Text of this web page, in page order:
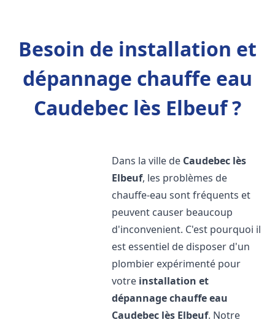
Besoin de installation et
dépannage chauffe eau
Caudebec lès Elbeuf ?
Dans la ville de Caudebec lès
Elbeuf, les problèmes de
chauffe-eau sont fréquents et
peuvent causer beaucoup
d'inconvenient. C'est pourquoi il
est essentiel de disposer d'un
plombier expérimenté pour
votre installation et
dépannage chauffe eau
Caudebec lès Elbeuf. Notre